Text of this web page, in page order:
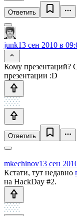
Ответить
junk13 сен 2010 в
Кому презентаций?
презентации :D
Ответить
mkechinov13 сен
Кстати, тут недавно
на HackDay #2.